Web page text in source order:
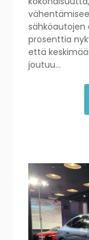
sähköautojen
prosenttia
että
joutuu…